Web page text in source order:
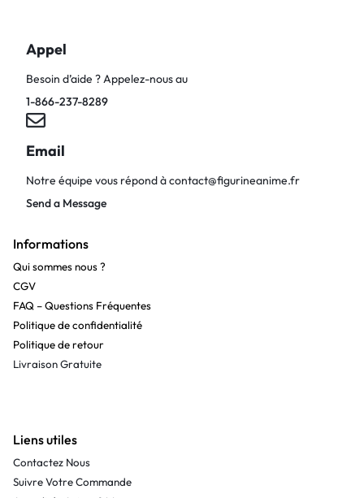
Appel
Besoin d’aide ? Appelez-nous au
1-866-237-8289
Email
Notre équipe vous répond àcontact@figurineanime.fr
Send a Message
Informations
Qui sommes nous ?
CGV
FAQ – Questions Fréquentes
Politique de confidentialité
Politique de retour
Livraison Gratuite
Liens utiles
Contactez Nous
Suivre Votre Commande